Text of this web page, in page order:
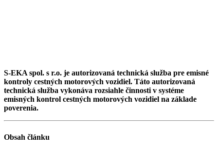
S-EKA spol. s r.o. je autorizovaná technická služba pre emisné
kontroly cestných motorových vozidiel. Táto autorizovaná
technická služba vykonáva rozsiahle činnosti v systéme
emisných kontrol cestných motorových vozidiel na základe
poverenia.
Obsah článku